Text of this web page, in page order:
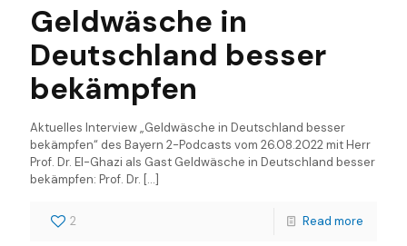
Geldwäsche in
Deutschland besser
bekämpfen
Aktuelles Interview „Geldwäsche in Deutschland besser
bekämpfen“ des Bayern 2-Podcasts vom 26.08.2022 mit Herr
Prof. Dr. El-Ghazi als Gast Geldwäsche in Deutschland besser
bekämpfen: Prof. Dr. […]
2 Read more